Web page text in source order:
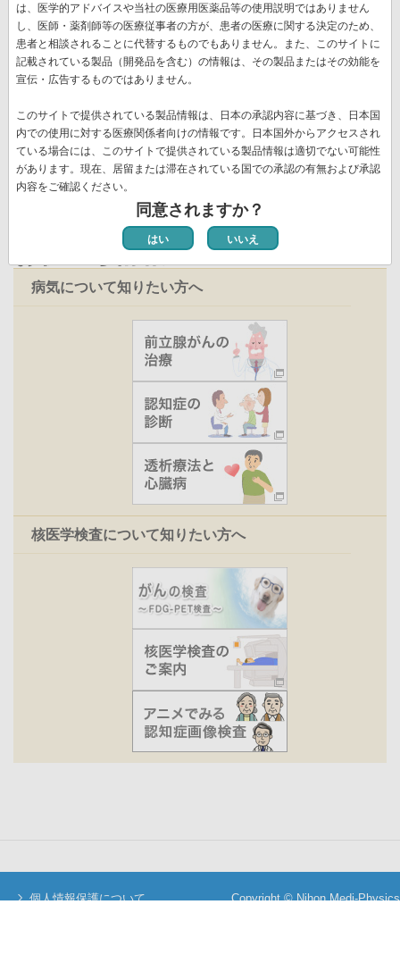
新型コロナウイルス感染者発生について(PDF)
ペ
ー
ジ
送
り
先
頭
ー
ジ
« 最初
前
ペ
ジ
‹‹
ペ
ー
7
ペ
ー
8
ペ
ー
9
ペ
ー
10
カ
レ
ト
ペ
ー
ジ
11
ペ
ー
12
ペ
ジ
13
ペ
ジ
14
ペ
ジ
15
次
ー
ジ
››
ペ
ー
ジ
新着情報一覧
お役立ち情報
病気について知りたい方へ
核医学検査について知りたい方へ
個人情報保護について
Copyright © Nihon Medi-Physics
は、医学的アドバイスや当社の医療用医薬品等の使用説明ではありません
し、医師・薬剤師等の医療従事者の方が、患者の医療に関する決定のため、
患者と相談されることに代替するものでもありません。また、このサイトに
記載されている製品（開発品を含む）の情報は、その製品またはその効能を
宣伝・広告するものではありません。
このサイトで提供されている製品情報は、日本の承認内容に基づき、日本国
内での使用に対する医療関係者向けの情報です。日本国外からアクセスされ
ている場合には、このサイトで提供されている製品情報は適切でない可能性
があります。現在、居留または滞在されている国での承認の有無および承認
内容をご確認ください。
同意されますか？
はい いいえ